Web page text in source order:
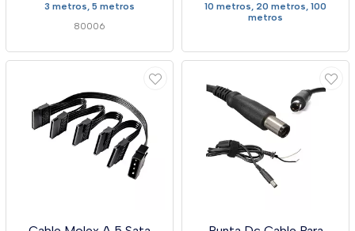
3 metros, 5 metros
80006
10 metros, 20 metros, 100
metros